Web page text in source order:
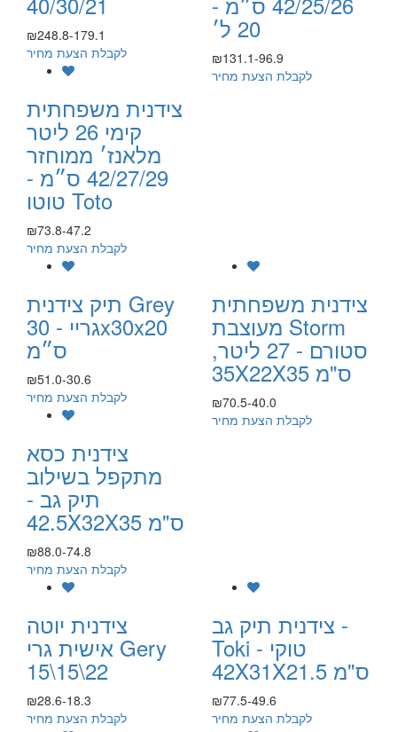
20 ל׳
₪131.1-96.9
לקבלת הצעת מחיר
₪248.8-179.1
לקבלת הצעת מחיר
צידנית משפחתית
קימי 26 ליטר
מלאנז׳ ממוחזר
42/27/29 ס״מ -
טוטו Toto
₪73.8-47.2
לקבלת הצעת מחיר
צידנית משפחתית
מעוצבת Storm
סטורם - 27 ליטר,
35X22X35 ס"מ
₪70.5-40.0
לקבלת הצעת מחיר
תיק צידנית Grey
גריי - 30x30x20
ס״מ
₪51.0-30.6
לקבלת הצעת מחיר
צידנית כסא
מתקפל בשילוב
תיק גב -
42.5X32X35 ס"מ
₪88.0-74.8
לקבלת הצעת מחיר
צידנית תיק גב -
Toki טוקי -
42X31X21.5 ס"מ
₪77.5-49.6
לקבלת הצעת מחיר
צידנית יוטה
אישית גרי Gery
15\15\22
₪28.6-18.3
לקבלת הצעת מחיר